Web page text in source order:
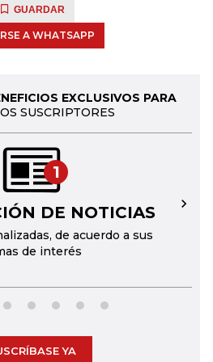
GUARDAR
A WHATSAPP
EXCLUSIVOS PARA
SUSCRIPTORES
1
DE NOTICIAS
de acuerdo a sus
de interés
→
YA